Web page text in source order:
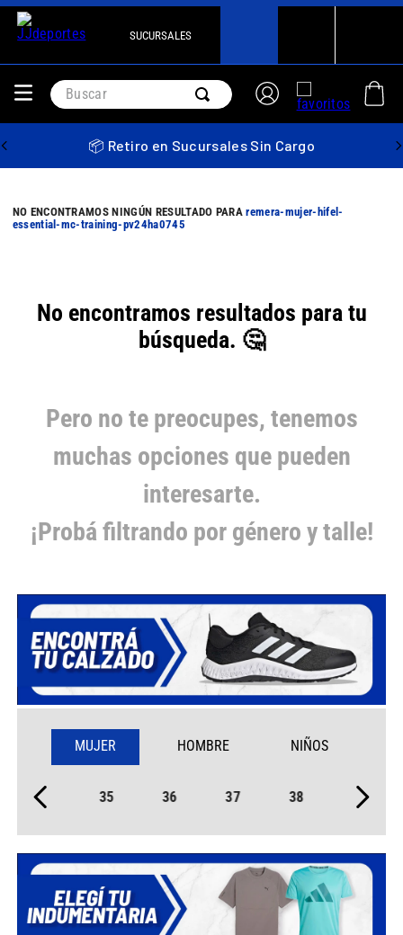
SUCURSALES
Buscar
📦 Retiro en Sucursales Sin Cargo
remera-mujer-hifel-
essential-mc-training-pv24ha0745
No encontramos resultados para tu
búsqueda. 🤔
Pero no te preocupes, tenemos
muchas opciones que pueden
interesarte.
¡Probá filtrando por género y talle!
MUJER HOMBRE NIÑOS
35 36 37 38